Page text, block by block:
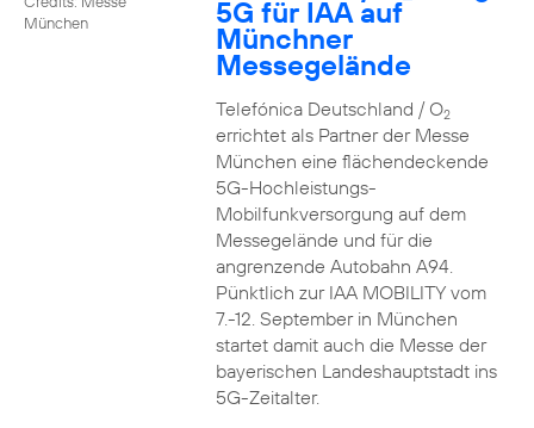
München
5G für IAA auf
Münchner
Messegelände
Telefónica Deutschland / O2
errichtet als Partner der Messe
München eine flächendeckende
5G-Hochleistungs-
Mobilfunkversorgung auf dem
Messegelände und für die
angrenzende Autobahn A94.
Pünktlich zur IAA MOBILITY vom
7.-12. September in München
startet damit auch die Messe der
bayerischen Landeshauptstadt ins
5G-Zeitalter.